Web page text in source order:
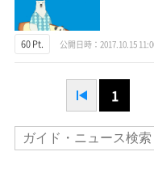
60 Pt. 公開日時：2017.10.15
1